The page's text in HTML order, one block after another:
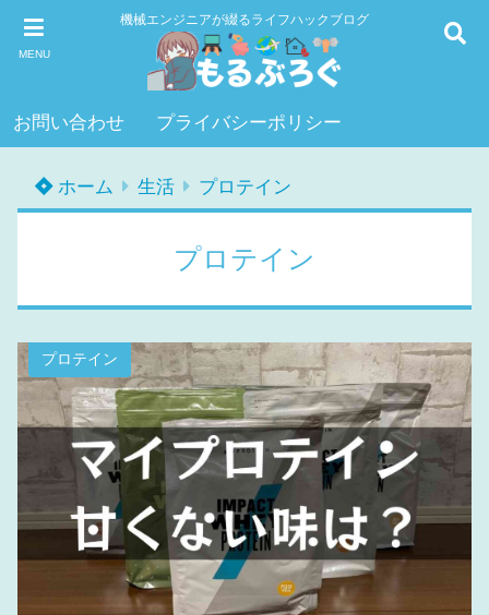
MENU
機械エンジニアが綴るライフハックブログ
お問い合わせ プライバシーポリシー
ホーム 生活 プロテイン
プロテイン
プロテイン